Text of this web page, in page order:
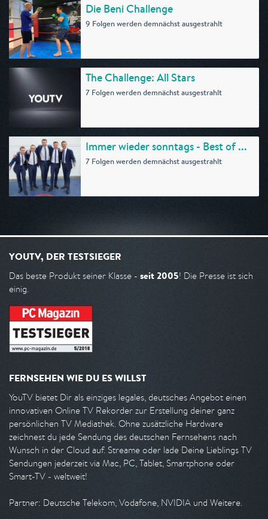
Die Beni Challenge
9 Folgen werden demnächst ausgestrahlt
The Challenge: All Stars
7 Folgen werden demnächst ausgestrahlt
Immer wieder sonntags - Best of ...
7 Folgen werden demnächst ausgestrahlt
YOUTV, DER TESTSIEGER
Das beste Produkt seiner Klasse - seit 2005! Die Presse ist sich
einig.
FERNSEHEN WIE DU ES WILLST
YouTV bietet Dir als einziges legales, deutsches Angebot einen
innovativen Online TV Rekorder zur Erstellung deiner ganz
persönlichen TV Mediathek. Ohne zusätzliche Hardware
zeichnest du jede Sendung des deutschen Fernsehens nach
Wunsch in der Cloud auf. Streame oder lade Deine Lieblings TV
Sendungen jederzeit via Mac, PC, Tablet, Smartphone oder
Smart-TV - weltweit!
Partner: Deutsche Telekom, Vodafone, NVIDIA und Weitere.